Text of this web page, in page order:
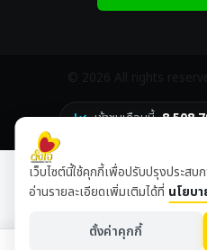
เข้าชมเดือนนี้
© 2026 All rights
เว็บไซต์นี้ใช้คุกกี้เพื่อปรับปรุงประส
อ่านรายละเอียดเพิ่มเติมได้ที่ นโยบ
ตั้งค่าคุกกี้